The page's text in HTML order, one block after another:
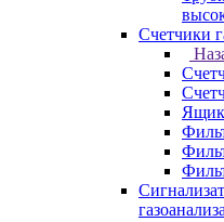
Счетчики
Ящик